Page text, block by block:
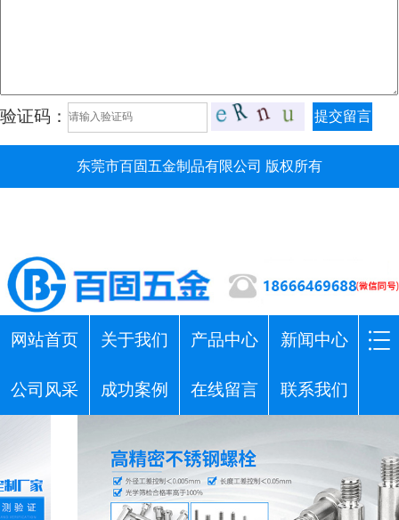
验证码： 提交留言
东莞市百固五金制品有限公司 版权所有
网站首页 关于我们 产品中心 新闻中心
公司风采 成功案例 在线留言 联系我们